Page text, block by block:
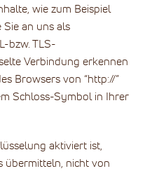
wie zum Beispiel
an uns als
bzw. TLS-
Verbindung erkennen
Browsers von “http://”
Schloss-Symbol in Ihrer
aktiviert ist,
übermitteln, nicht von